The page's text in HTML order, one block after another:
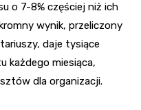
o 7-8% częściej niż ich
wynik, przeliczony
daje tysiące
każdego miesiąca,
dla organizacji.